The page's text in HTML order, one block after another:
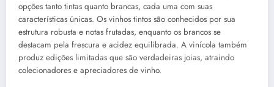
opções tanto tintas quanto brancas, cada uma com suas
características únicas. Os vinhos tintos são conhecidos por sua
estrutura robusta e notas frutadas, enquanto os brancos se
destacam pela frescura e acidez equilibrada. A vinícola também
produz edições limitadas que são verdadeiras joias, atraindo
colecionadores e apreciadores de vinho.